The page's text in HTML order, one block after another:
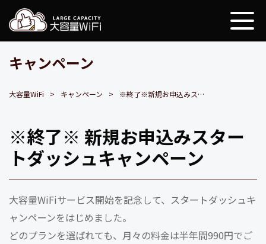
キャンペーン
大容量WiFi キャンペーン ※終了※新規お申込みスタートダッシュキャンペーン
※終了※ 新規お申込みスター
トダッシュキャンペーン
大容量WiFiサービス開始を記念して、スタートダッシュキ
ャンペーンをはじめました。
どのプランを選ばれても、月々の料金は半年間990円でご